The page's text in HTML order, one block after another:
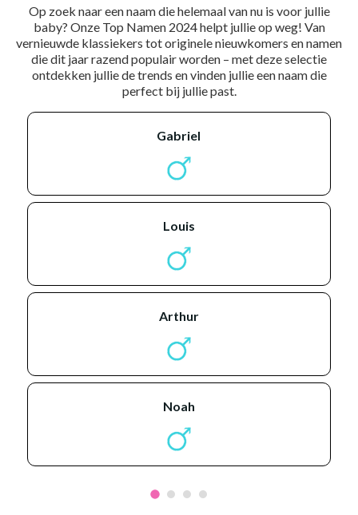
Op zoek naar een naam die helemaal van nu is voor jullie
baby? Onze Top Namen 2024 helpt jullie op weg! Van
vernieuwde klassiekers tot originele nieuwkomers en namen
die dit jaar razend populair worden – met deze selectie
ontdekken jullie de trends en vinden jullie een naam die
perfect bij jullie past.
gabriel
louis
arthur
noah